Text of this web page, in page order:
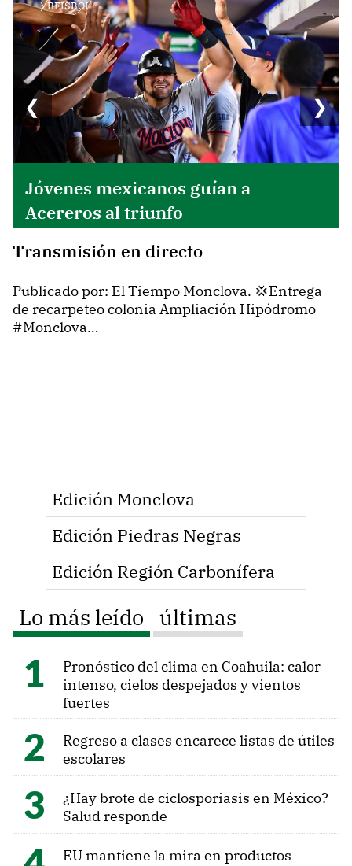
BEISBOL
❮ ❯
Jóvenes mexicanos guían a
Acereros al triunfo
Transmisión en directo
Publicado por: El Tiempo Monclova. 💢Entrega
de recarpeteo colonia Ampliación Hipódromo
#Monclova…
Edición Monclova
Edición Piedras Negras
Edición Región Carbonífera
Lo más leído últimas
Pronóstico del clima en Coahuila: calor
intenso, cielos despejados y vientos
fuertes
Regreso a clases encarece listas de útiles
escolares
¿Hay brote de ciclosporiasis en México?
Salud responde
EU mantiene la mira en productos